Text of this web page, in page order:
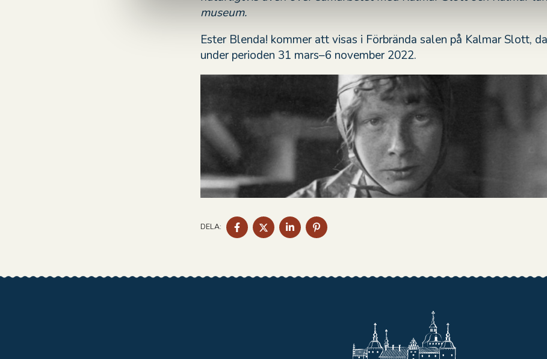
museum.
Ester Blenda! kommer att visas i Förbrända salen på Kalmar Slott,
under perioden 31 mars–6 november 2022.
DELA:
DELA
PÅ
FACEBOOK
DELA
PÅ
TWITTER
DELA
PÅ
LINKEDIN
DELA
PÅ